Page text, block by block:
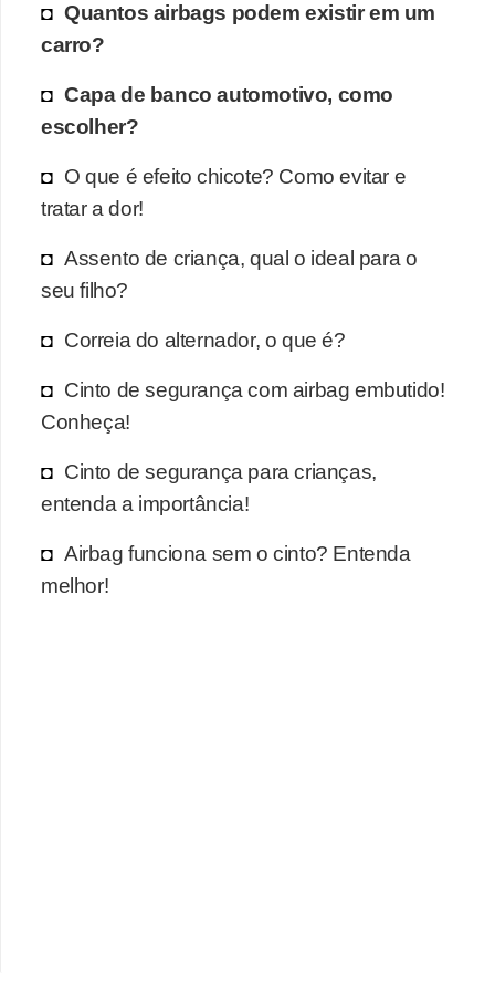
Quantos airbags podem existir em um
carro?
Capa de banco automotivo, como
escolher?
O que é efeito chicote? Como evitar e
tratar a dor!
Assento de criança, qual o ideal para o
seu filho?
Correia do alternador, o que é?
Cinto de segurança com airbag embutido!
Conheça!
Cinto de segurança para crianças,
entenda a importância!
Airbag funciona sem o cinto? Entenda
melhor!